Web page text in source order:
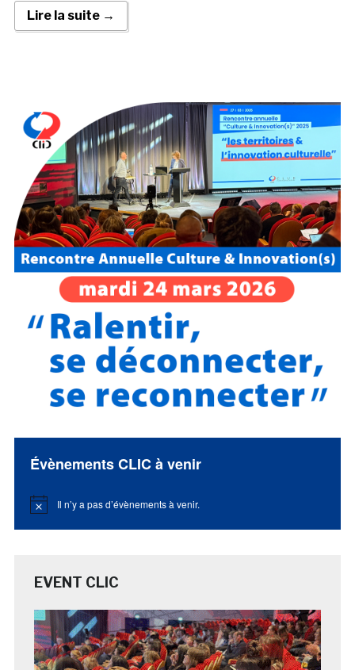
Lire la suite →
Évènements CLIC à venir
Notice Il n’y a pas d’évènements à venir.
EVENT CLIC